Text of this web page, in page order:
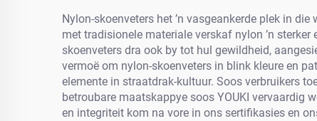
Nylon-skoenveters het ’n vasgeankerde plek in
met tradisionele materiale verskaf nylon ’n
skoenveters dra ook by tot hul gewildheid,
vermoë om nylon-skoenveters in blink kleure en
elemente in straatdrak-kultuur. Soos verbruikers
betroubare maatskappye soos YOUKI vervaardig
en integriteit kom na vore in ons sertifikasies en